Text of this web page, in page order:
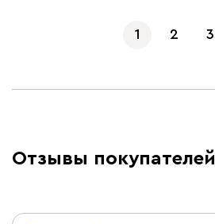
1 2 3
Отзывы покупателей